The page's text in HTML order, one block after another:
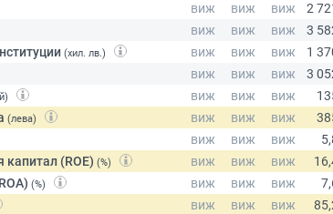
(хил. лв.)
(лева)
(ROE) (%)
(%)